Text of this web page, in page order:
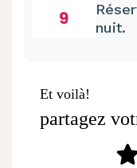
9
nuit.
Et voilà!
partagez